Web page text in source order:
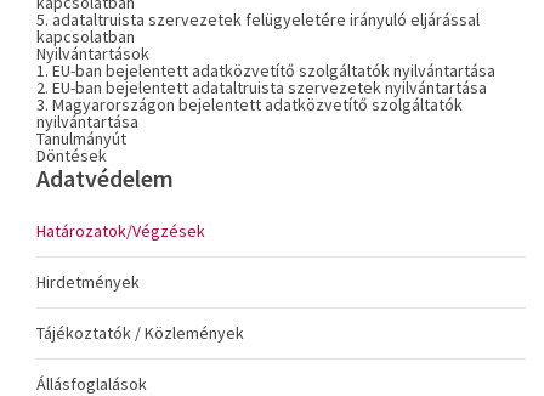
5. adataltruista szervezetek felügyeletére irányuló eljárással
kapcsolatban
Nyilvántartások
1. EU-ban bejelentett adatközvetítő szolgáltatók nyilvántartása
2. EU-ban bejelentett adataltruista szervezetek nyilvántartása
3. Magyarországon bejelentett adatközvetítő szolgáltatók
nyilvántartása
Tanulmányút
Döntések
Adatvédelem
Határozatok/Végzések
Hirdetmények
Tájékoztatók / Közlemények
Állásfoglalások